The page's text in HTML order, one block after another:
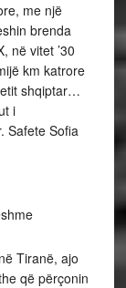
me një
brenda
në vitet ’30
km katrore
shqiptar…
i
Safete Sofia
Tiranë, ajo
që përçonin